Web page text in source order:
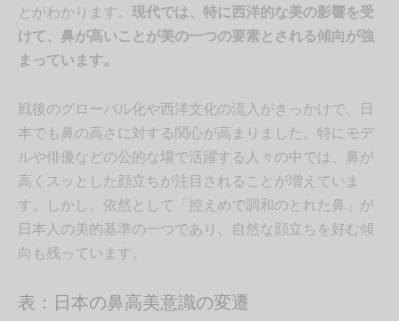
とがわかります。 現代では、特に西洋的な美の影響を受
けて、鼻が高いことが美の一つの要素とされる傾向が強
まっています。
戦後のグローバル化や西洋文化の流入がきっかけで、日
本でも鼻の高さに対する関心が高まりました。特にモデ
ルや俳優などの公的な場で活躍する人々の中では、鼻が
高くスッとした顔立ちが注目されることが増えていま
す。しかし、依然として「控えめで調和のとれた鼻」が
日本人の美的基準の一つであり、自然な顔立ちを好む傾
向も残っています。
表：日本の鼻高美意識の変遷